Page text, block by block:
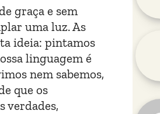
graça e sem
uma luz. As
ideia: pintamos
linguagem é
nem sabemos,
que os
verdades,